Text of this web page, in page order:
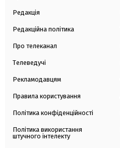
Редакція
Редакційна політика
Про телеканал
Телеведучі
Рекламодавцям
Правила користування
Політика конфіденційності
Політика використання
штучного інтелекту